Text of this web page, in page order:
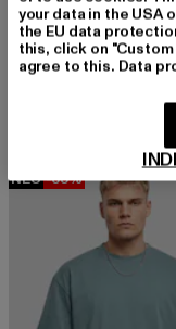
URBAN
Tall Tee
12,99 EUR
Derzeitiger Preis:
19,99 EUR
NEU -35%
your data in the USA
the EU data
this, click on
agree to this. Data